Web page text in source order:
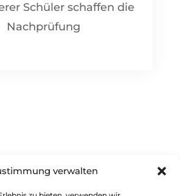
verwalten
Schüler schaffen die
Nachprüfung
SAGEN